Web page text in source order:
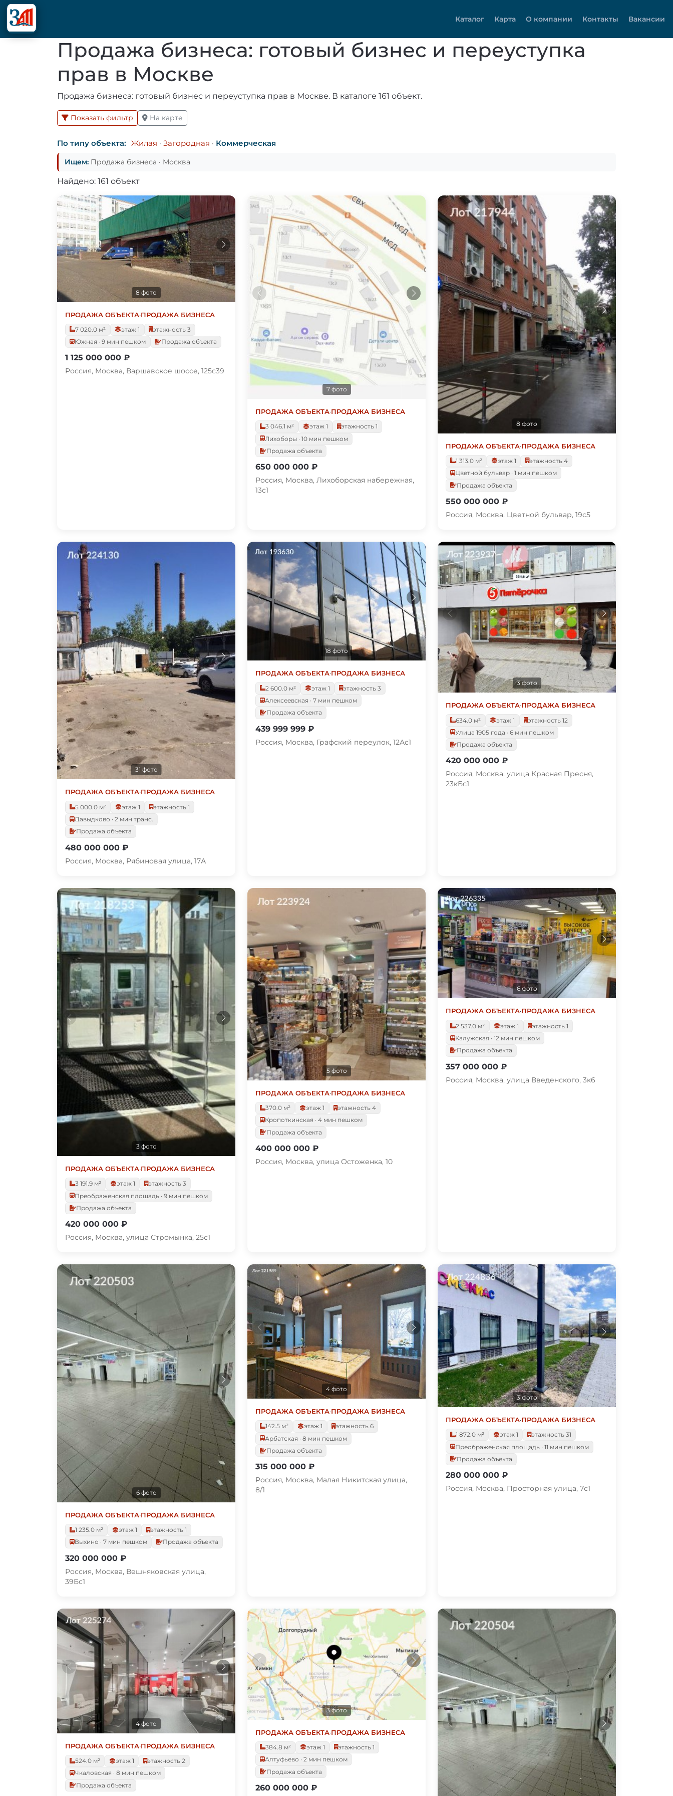
Каталог Карта О компании Контакты Вакансии
Продажа бизнеса: готовый бизнес и переуступка
прав в Москве
Продажа бизнеса: готовый бизнес и переуступка прав в Москве. В каталоге 161 объект.
Показать фильтр На карте
По типу объекта: Жилая · Загородная · Коммерческая
Ищем: Продажа бизнеса · Москва
Найдено: 161 объект
8 фото
ПРОДАЖА ОБЪЕКТА·ПРОДАЖА БИЗНЕСА
7 020.0 м²
этаж 1
этажность 3
Южная · 9 мин пешком
Продажа объекта
1 125 000 000 ₽
Россия, Москва, Варшавское шоссе, 125с39
7 фото
ПРОДАЖА ОБЪЕКТА·ПРОДАЖА БИЗНЕСА
3 046.1 м²
этаж 1
этажность 1
Лихоборы · 10 мин пешком
Продажа объекта
650 000 000 ₽
Россия, Москва, Лихоборская набережная,
13с1
8 фото
ПРОДАЖА ОБЪЕКТА·ПРОДАЖА БИЗНЕСА
1 313.0 м²
этаж 1
этажность 4
Цветной бульвар · 1 мин пешком
Продажа объекта
550 000 000 ₽
Россия, Москва, Цветной бульвар, 19с5
31 фото
ПРОДАЖА ОБЪЕКТА·ПРОДАЖА БИЗНЕСА
5 000.0 м²
этаж 1
этажность 1
Давыдково · 2 мин транс.
Продажа объекта
480 000 000 ₽
Россия, Москва, Рябиновая улица, 17А
18 фото
ПРОДАЖА ОБЪЕКТА·ПРОДАЖА БИЗНЕСА
2 600.0 м²
этаж 1
этажность 3
Алексеевская · 7 мин пешком
Продажа объекта
439 999 999 ₽
Россия, Москва, Графский переулок, 12Ас1
3 фото
ПРОДАЖА ОБЪЕКТА·ПРОДАЖА БИЗНЕСА
634.0 м²
этаж 1
этажность 12
Улица 1905 года · 6 мин пешком
Продажа объекта
420 000 000 ₽
Россия, Москва, улица Красная Пресня,
23кБс1
3 фото
ПРОДАЖА ОБЪЕКТА·ПРОДАЖА БИЗНЕСА
3 191.9 м²
этаж 1
этажность 3
Преображенская площадь · 9 мин пешком
Продажа объекта
420 000 000 ₽
Россия, Москва, улица Стромынка, 25с1
5 фото
ПРОДАЖА ОБЪЕКТА·ПРОДАЖА БИЗНЕСА
370.0 м²
этаж 1
этажность 4
Кропоткинская · 4 мин пешком
Продажа объекта
400 000 000 ₽
Россия, Москва, улица Остоженка, 10
6 фото
ПРОДАЖА ОБЪЕКТА·ПРОДАЖА БИЗНЕСА
2 537.0 м²
этаж 1
этажность 1
Калужская · 12 мин пешком
Продажа объекта
357 000 000 ₽
Россия, Москва, улица Введенского, 3к6
6 фото
ПРОДАЖА ОБЪЕКТА·ПРОДАЖА БИЗНЕСА
1 235.0 м²
этаж 1
этажность 1
Выхино · 7 мин пешком
Продажа объекта
320 000 000 ₽
Россия, Москва, Вешняковская улица,
39Бс1
4 фото
ПРОДАЖА ОБЪЕКТА·ПРОДАЖА БИЗНЕСА
142.5 м²
этаж 1
этажность 6
Арбатская · 8 мин пешком
Продажа объекта
315 000 000 ₽
Россия, Москва, Малая Никитская улица,
8/1
3 фото
ПРОДАЖА ОБЪЕКТА·ПРОДАЖА БИЗНЕСА
1 872.0 м²
этаж 1
этажность 31
Преображенская площадь · 11 мин пешком
Продажа объекта
280 000 000 ₽
Россия, Москва, Просторная улица, 7с1
4 фото
ПРОДАЖА ОБЪЕКТА·ПРОДАЖА БИЗНЕСА
524.0 м²
этаж 1
этажность 2
Чкаловская · 8 мин пешком
Продажа объекта
3 фото
ПРОДАЖА ОБЪЕКТА·ПРОДАЖА БИЗНЕСА
384.8 м²
этаж 1
этажность 1
Алтуфьево · 2 мин пешком
Продажа объекта
260 000 000 ₽